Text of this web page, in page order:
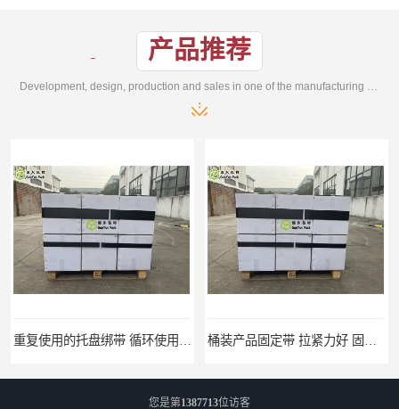
产品推荐
您是第1387713位访客